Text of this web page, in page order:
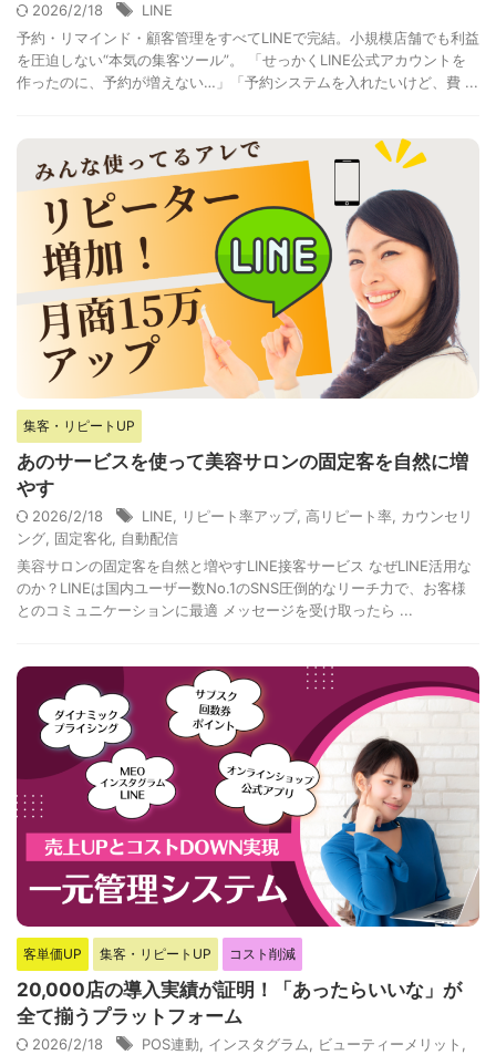
2026/2/18
LINE
予約・リマインド・顧客管理をすべてLINEで完結。小規模店舗でも利益
を圧迫しない“本気の集客ツール”。 「せっかくLINE公式アカウントを
作ったのに、予約が増えない…」「予約システムを入れたいけど、費 ...
集客・リピートUP
あのサービスを使って美容サロンの固定客を自然に増
やす
2026/2/18 LINE, リピート率アップ, 高リピート率, カウンセリ
ング, 固定客化, 自動配信
美容サロンの固定客を自然と増やすLINE接客サービス なぜLINE活用な
のか？LINEは国内ユーザー数No.1のSNS圧倒的なリーチ力で、お客様
とのコミュニケーションに最適 メッセージを受け取ったら ...
客単価UP 集客・リピートUP コスト削減
20,000店の導入実績が証明！「あったらいいな」が
全て揃うプラットフォーム
2026/2/18 POS連動, インスタグラム, ビューティーメリット ,